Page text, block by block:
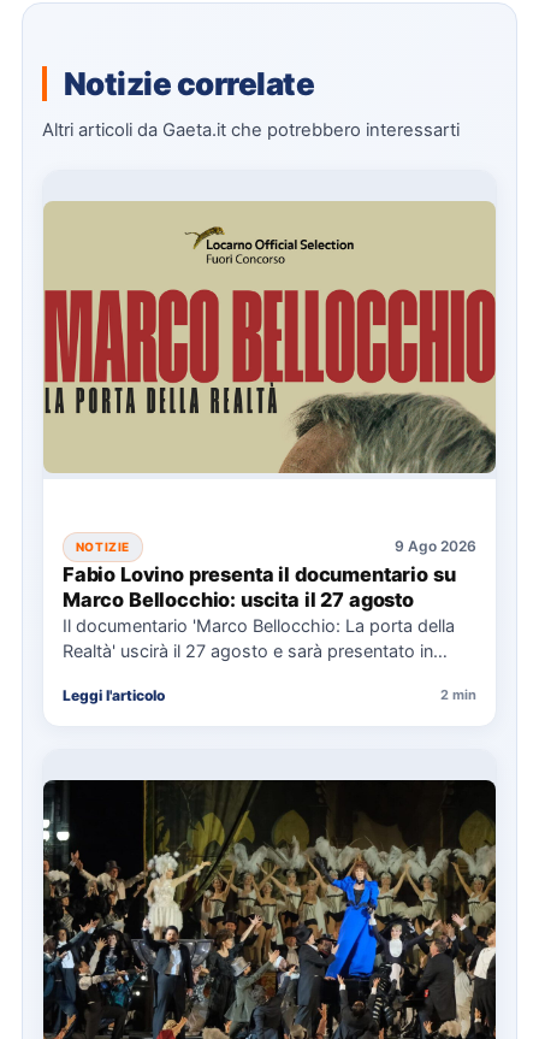
Notizie correlate
Altri articoli da Gaeta.it che potrebbero interessarti
NOTIZIE 9 Ago 2026
Fabio Lovino presenta il documentario su
Marco Bellocchio: uscita il 27 agosto
Il documentario 'Marco Bellocchio: La porta della
Realtà' uscirà il 27 agosto e sarà presentato in
Leggi l'articolo 2 min